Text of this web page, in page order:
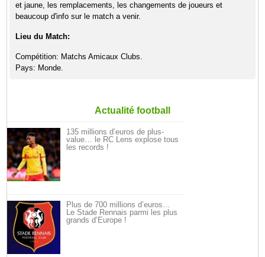
et jaune, les remplacements, les changements de joueurs et
beaucoup d'info sur le match a venir.
Lieu du Match:
Compétition: Matchs Amicaux Clubs.
Pays: Monde.
Actualité football
135 millions d’euros de plus-
value… le RC Lens explose tous
les records !
Plus de 700 millions d’euros…
Le Stade Rennais parmi les plus
grands d’Europe !